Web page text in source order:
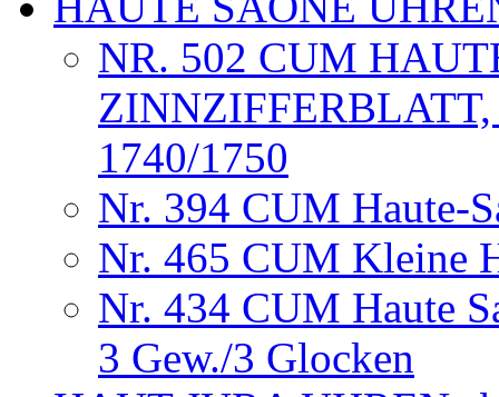
NR. 502 CUM
1740/1750
Nr. 394 CUM Haute-
Nr. 465 CUM Kleine
Nr. 434 CUM Haute
3 Gew./3 Glocken